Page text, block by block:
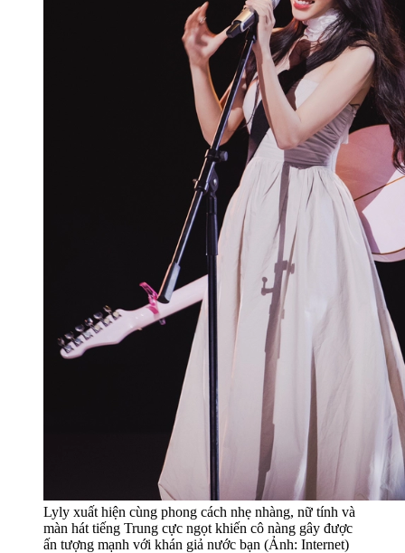
Lyly xuất hiện cùng phong cách nhẹ nhàng, nữ tính và
màn hát tiếng Trung cực ngọt khiến cô nàng gây được
ấn tượng mạnh với khán giả nước bạn (Ảnh: Internet)